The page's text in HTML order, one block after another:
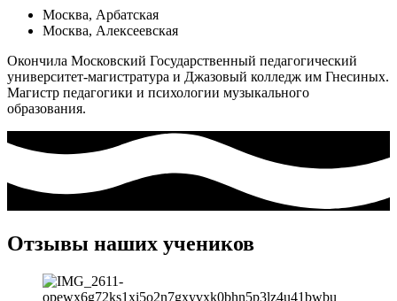
Москва, Арбатская
Москва, Алексеевская
Окончила Московский Государственный педагогический
университет-магистратура и Джазовый колледж им Гнесиных.
Магистр педагогики и психологии музыкального
образования.
Отзывы наших учеников